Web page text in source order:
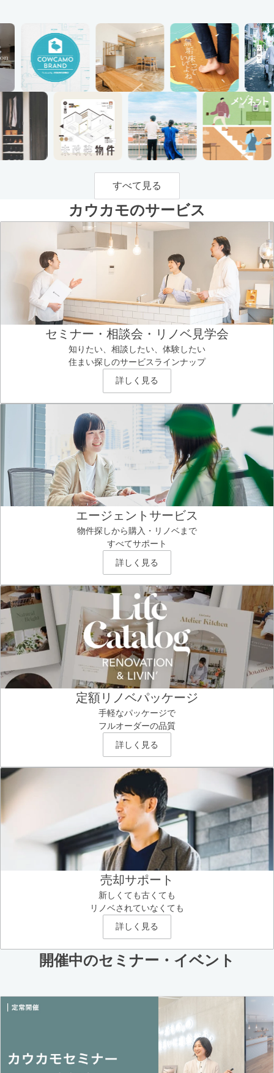
すべて見る
カウカモのサービス
セミナー・相談会・リノベ見学会
知りたい、相談したい、体験したい
住まい探しのサービスラインナップ
詳しく見る
エージェントサービス
物件探しから購入・リノベまで
すべてサポート
詳しく見る
定額リノベパッケージ
手軽なパッケージで
フルオーダーの品質
詳しく見る
売却サポート
新しくても古くても
リノベされていなくても
詳しく見る
開催中のセミナー・イベント